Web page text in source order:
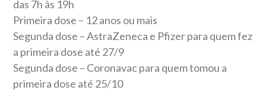
das 7h às 19h
Primeira dose – 12 anos ou mais
Segunda dose – AstraZeneca e Pfizer para quem fez
a primeira dose até 27/9
Segunda dose – Coronavac para quem tomou a
primeira dose até 25/10